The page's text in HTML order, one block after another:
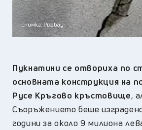
снимка: Pixabay
Пукнатини се отвориха по
основната конструкция на
Русе Кръгово кръстовище,
Съоръжението беше
години за около 9 милиона